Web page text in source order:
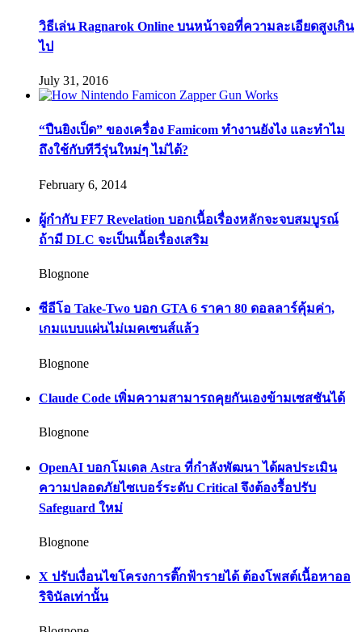
วิธีเล่น Ragnarok Online บนหน้าจอที่ความละเอียดสูงเกิน
ไป
July 31, 2016
“ปืนยิงเป็ด” ของเครื่อง Famicom ทำงานยังไง และทำไม
ถึงใช้กับทีวีรุ่นใหม่ๆ ไม่ได้?
February 6, 2014
ผู้กำกับ FF7 Revelation บอกเนื้อเรื่องหลักจะจบสมบูรณ์
ถ้ามี DLC จะเป็นเนื้อเรื่องเสริม
Blognone
ซีอีโอ Take-Two บอก GTA 6 ราคา 80 ดอลลาร์คุ้มค่า,
เกมแบบแผ่นไม่เมคเซนส์แล้ว
Blognone
Claude Code เพิ่มความสามารถคุยกันเองข้ามเซสชันได้
Blognone
OpenAI บอกโมเดล Astra ที่กำลังพัฒนา ได้ผลประเมิน
ความปลอดภัยไซเบอร์ระดับ Critical จึงต้องรื้อปรับ
Safeguard ใหม่
Blognone
X ปรับเงื่อนไขโครงการติ๊กฟ้ารายได้ ต้องโพสต์เนื้อหาออ
ริจินัลเท่านั้น